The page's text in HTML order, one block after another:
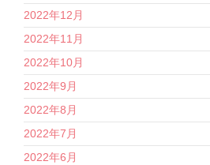
2022年12月
2022年11月
2022年10月
2022年9月
2022年8月
2022年7月
2022年6月